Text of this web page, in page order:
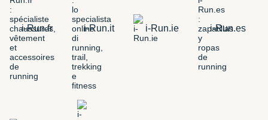
i-Run.fr i-Run.it i-Run.ie i-Run.es